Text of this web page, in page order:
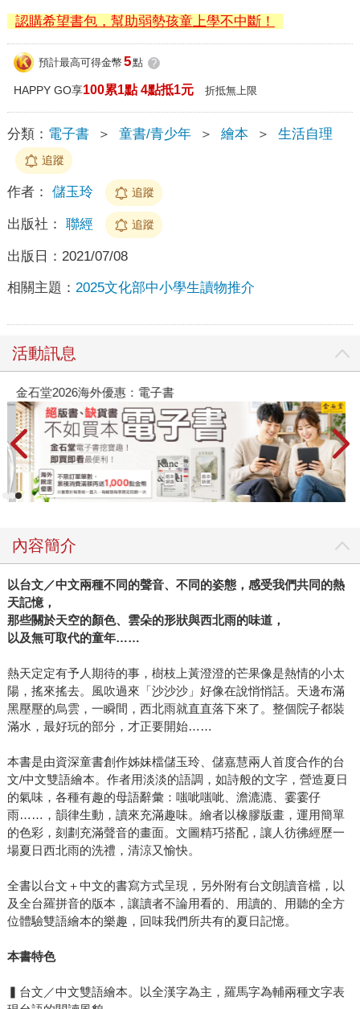
認購希望書包，幫助弱勢孩童上學不中斷！
預計最高可得金幣 5點 ?
HAPPY GO享100累1點 4點抵1元 折抵無上限
分類： 電子書 ＞ 童書/青少年 ＞ 繪本 ＞ 生活自理
追蹤
作者： 儲玉玲 追蹤
出版社： 聯經 追蹤
出版日： 2021/07/08
相關主題： 2025文化部中小學生讀物推介
活動訊息
金石堂2026海外優惠：電子書
內容簡介
以台文／中文兩種不同的聲音、不同的姿態，感受我們共同的熱
天記憶，
那些關於天空的顏色、雲朵的形狀與西北雨的味道，
以及無可取代的童年……
熱天定定有予人期待的事，樹枝上黃澄澄的芒果像是熱情的小太
陽，搖來搖去。風吹過來「沙沙沙」好像在說悄悄話。天邊布滿
黑壓壓的烏雲，一瞬間，西北雨就直直落下來了。整個院子都裝
滿水，最好玩的部分，才正要開始……
本書是由資深童書創作姊妹檔儲玉玲、儲嘉慧兩人首度合作的台
文/中文雙語繪本。作者用淡淡的語調，如詩般的文字，營造夏日
的氣味，各種有趣的母語辭彙：嗤呲嗤呲、澹漉漉、霎霎仔
雨……，韻律生動，讀來充滿趣味。繪者以橡膠版畫，運用簡單
的色彩，刻劃充滿聲音的畫面。文圖精巧搭配，讓人彷彿經歷一
場夏日西北雨的洗禮，清涼又愉快。
全書以台文＋中文的書寫方式呈現，另外附有台文朗讀音檔，以
及全台羅拼音的版本，讓讀者不論用看的、用讀的、用聽的全方
位體驗雙語繪本的樂趣，回味我們所共有的夏日記憶。
本書特色
▍台文／中文雙語繪本。以全漢字為主，羅馬字為輔兩種文字表